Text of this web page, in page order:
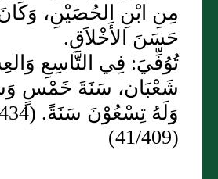
مِنِ ابْنِ الحُصَيْنِ،
حَسَنَ الأَخْلاَقِ.
تُوُفِّيَ: فِي التَّاسِعِ
شَعْبَان، سَنَةَ خَمْسٍ
وَلَهُ تِسْعُوْنَ سَنَةً. (21/434)
(41/409)